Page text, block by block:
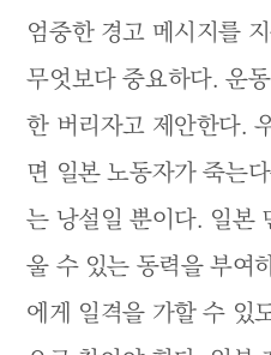
엄중한 경고 메시지를
무엇보다 중요하다. 운
한 버리자고 제안한다.
면 일본 노동자가 죽는
는 낭설일 뿐이다. 일본
울 수 있는 동력을 부여
에게 일격을 가할 수 있